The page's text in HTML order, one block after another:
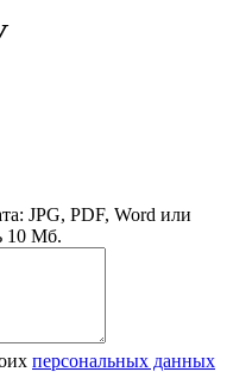
JPG, PDF, Word или
10 Мб.
персональных данных